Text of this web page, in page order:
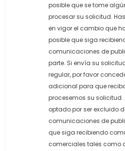
posible que se tome
procesar su solicitud.
en vigor el cambio que
posible que siga
comunicaciones de
parte. Si envía su
regular, por favor
adicional para que
procesemos su
optado por ser excluido
comunicaciones de
que siga recibiendo
comerciales tales como